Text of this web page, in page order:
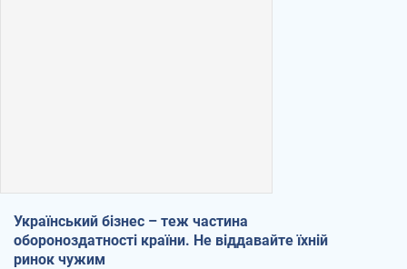
Український бізнес – теж частина
обороноздатності країни. Не віддавайте їхній
ринок чужим